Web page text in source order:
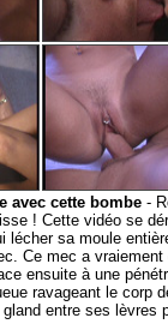
avec cette bombe -
! Cette vidéo se
lécher sa moule
Ce mec a
ensuite à une
ravageant le corp
entre ses lèvres